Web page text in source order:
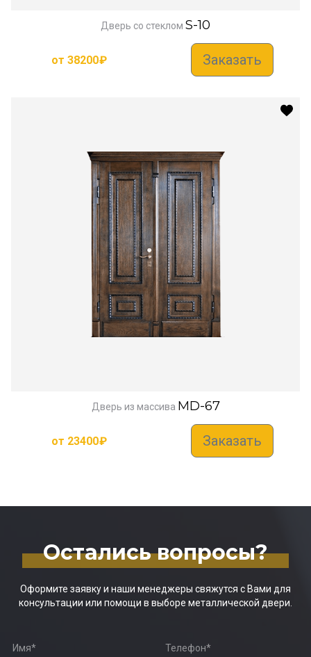
Дверь со стеклом S-10
от 38200₽ Заказать
Дверь из массива MD-67
от 23400₽ Заказать
Остались вопросы?
Оформите заявку и наши менеджеры свяжутся с Вами для
консультации или помощи в выборе металлической двери.